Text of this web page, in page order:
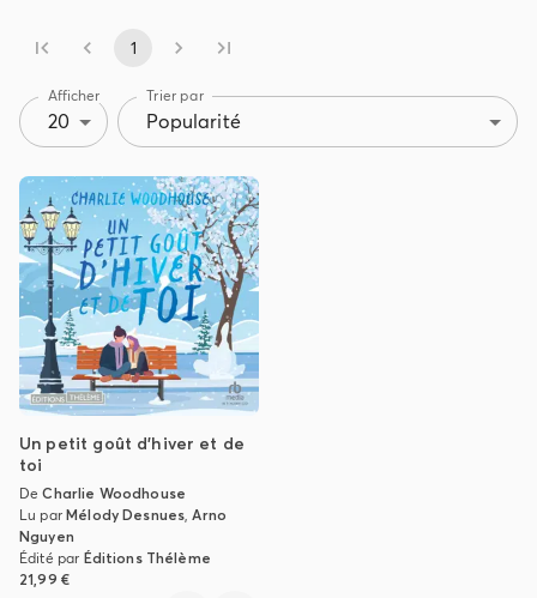
1
Afficher
20
Trier par
Popularité
Un petit goût d'hiver et de
toi
DeCharlie Woodhouse
Lu parMélody Desnues,Arno
Nguyen
Édité par Éditions Thélème
21,99 €